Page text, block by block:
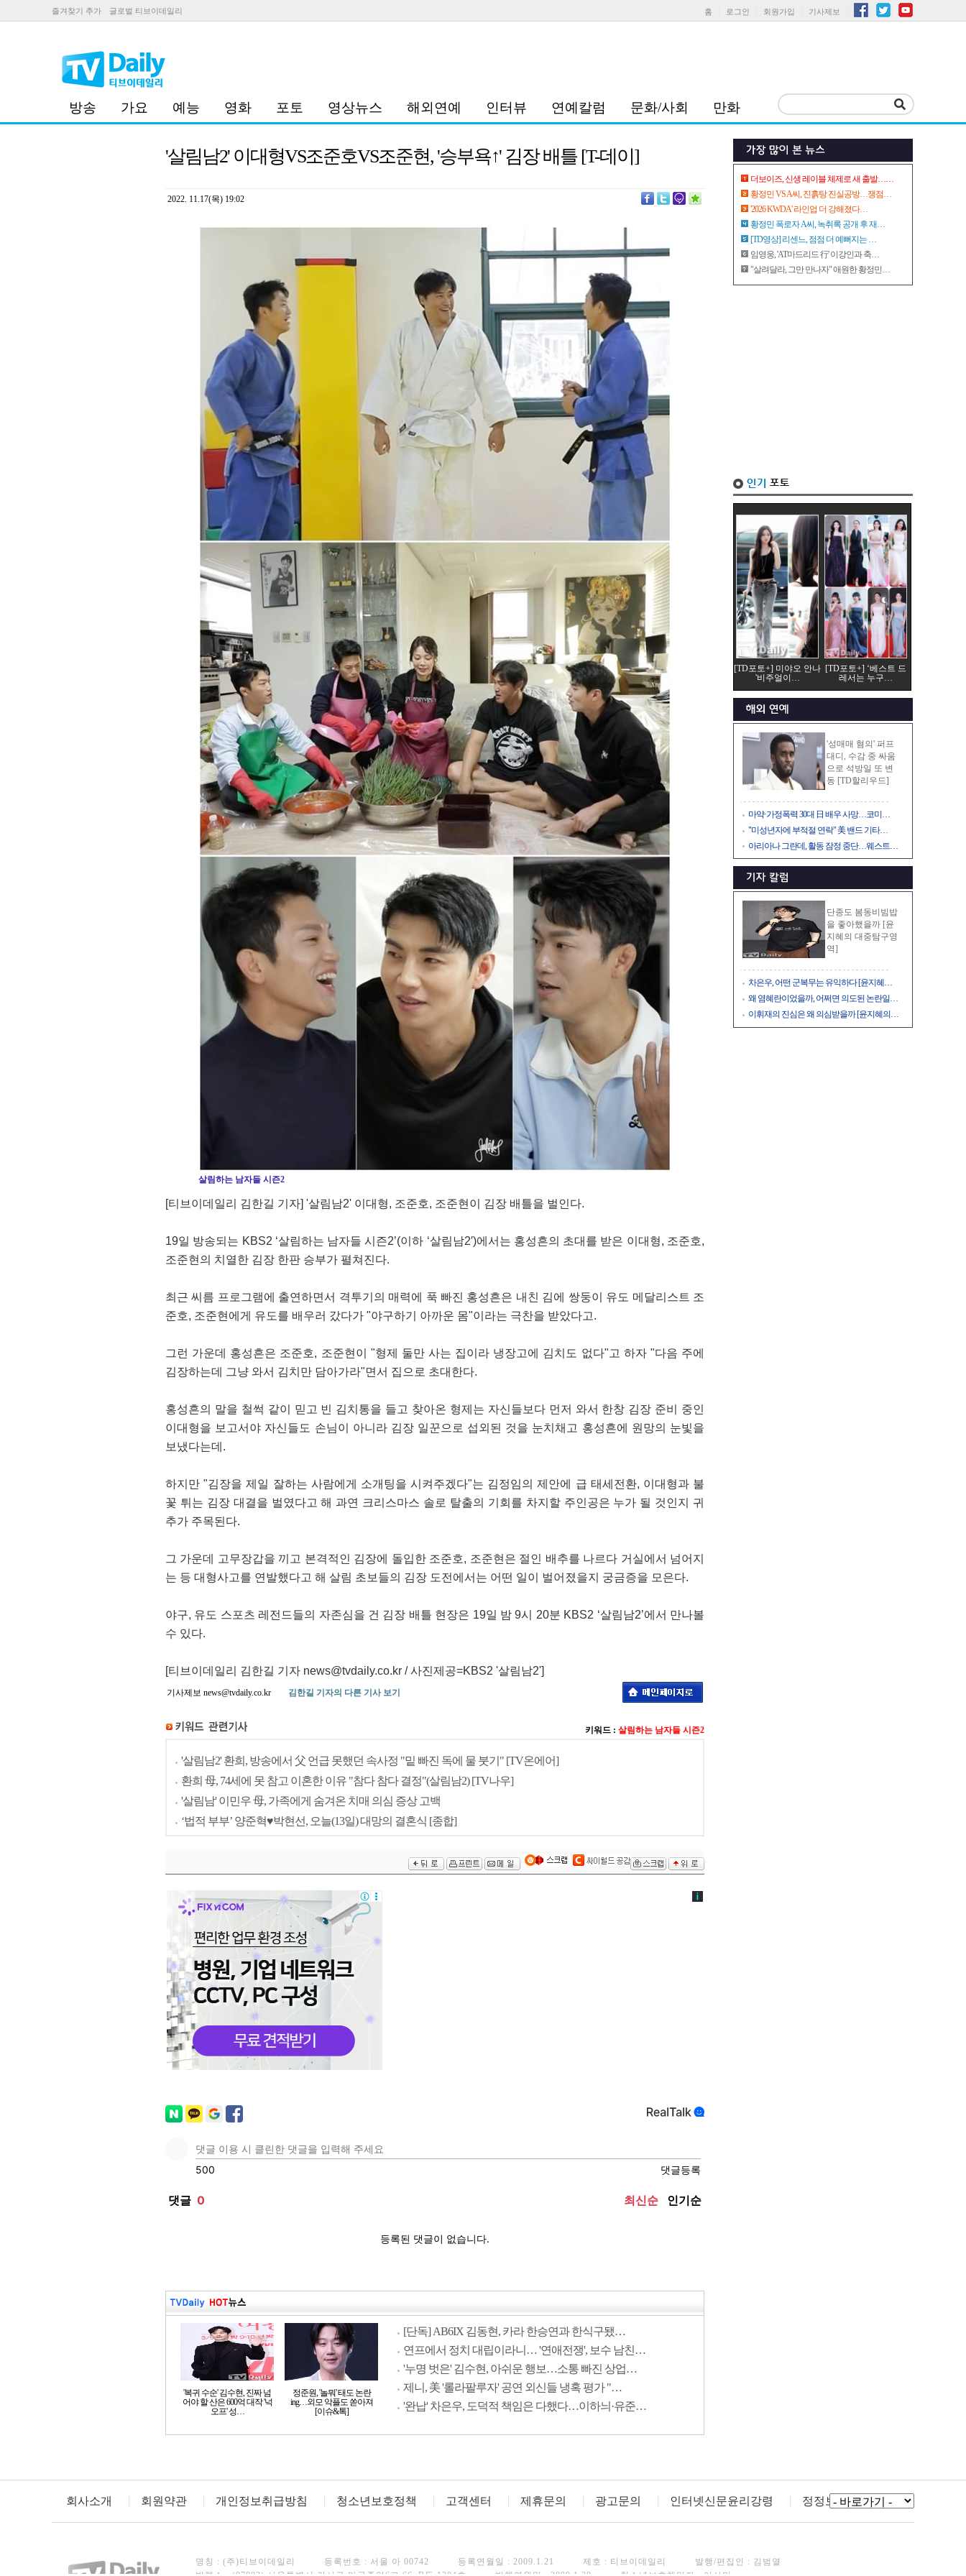
즐겨찾기 추가 글로벌 티브이데일리 홈 로그인 회원가입 기사제보
방송 가요 예능 영화 포토 영상뉴스 해외연예 인터뷰 연예칼럼 문화/사회 만화
'살림남2' 이대형VS조준호VS조준현, '승부욕↑' 김장 배틀 [T-데이]
2022. 11.17(목) 19:02
살림하는 남자들 시즌2
[티브이데일리 김한길 기자] '살림남2' 이대형, 조준호, 조준현이 김장 배틀을 벌인다.
19일 방송되는 KBS2 ‘살림하는 남자들 시즌2’(이하 ‘살림남2′)에서는 홍성흔의 초대를 받은 이대형, 조준호,
조준현의 치열한 김장 한판 승부가 펼쳐진다.
최근 씨름 프로그램에 출연하면서 격투기의 매력에 푹 빠진 홍성흔은 내친 김에 쌍둥이 유도 메달리스트 조
준호, 조준현에게 유도를 배우러 갔다가 "야구하기 아까운 몸"이라는 극찬을 받았다고.
그런 가운데 홍성흔은 조준호, 조준현이 "형제 둘만 사는 집이라 냉장고에 김치도 없다"고 하자 "다음 주에
김장하는데 그냥 와서 김치만 담아가라"면서 집으로 초대한다.
홍성흔의 말을 철썩 같이 믿고 빈 김치통을 들고 찾아온 형제는 자신들보다 먼저 와서 한창 김장 준비 중인
이대형을 보고서야 자신들도 손님이 아니라 김장 일꾼으로 섭외된 것을 눈치채고 홍성흔에 원망의 눈빛을
보냈다는데.
하지만 "김장을 제일 잘하는 사람에게 소개팅을 시켜주겠다"는 김정임의 제안에 급 태세전환, 이대형과 불
꽃 튀는 김장 대결을 벌였다고 해 과연 크리스마스 솔로 탈출의 기회를 차지할 주인공은 누가 될 것인지 귀
추가 주목된다.
그 가운데 고무장갑을 끼고 본격적인 김장에 돌입한 조준호, 조준현은 절인 배추를 나르다 거실에서 넘어지
는 등 대형사고를 연발했다고 해 살림 초보들의 김장 도전에서는 어떤 일이 벌어졌을지 궁금증을 모은다.
야구, 유도 스포츠 레전드들의 자존심을 건 김장 배틀 현장은 19일 밤 9시 20분 KBS2 ‘살림남2’에서 만나볼
수 있다.
[티브이데일리 김한길 기자 news@tvdaily.co.kr / 사진제공=KBS2 '살림남2']
기사제보 news@tvdaily.co.kr 김한길 기자의 다른 기사 보기
키워드 : 살림하는 남자들 시즌2
'살림남2' 환희, 방송에서 父 언급 못했던 속사정 "밑 빠진 독에 물 붓기" [TV온에어]
환희 母, 74세에 못 참고 이혼한 이유 "참다 참다 결정"(살림남2) [TV나우]
'살림남' 이민우 母, 가족에게 숨겨온 치매 의심 증상 고백
‘법적 부부’ 양준혁♥박현선, 오늘(13일) 대망의 결혼식 [종합]
'복귀 수순' 김수현, 진짜 넘
어야 할 산은 600억 대작 '넉
오프' 성…
정준원, '놀뭐' 태도 논란
ing…외모 악플도 쏟아져
[이슈&톡]
[단독] AB6IX 김동현, 카라 한승연과 한식구됐…
연프에서 정치 대립이라니… '연애전쟁', 보수 남친…
'누명 벗은' 김수현, 아쉬운 행보…소통 빠진 상업…
제니, 美 '롤라팔루자' 공연 외신들 냉혹 평가 "…
'완납' 차은우, 도덕적 책임은 다했다…이하늬·유준…
더보이즈, 신생 레이블 체제로 새 출발……
황정민 VS A씨, 진흙탕 진실공방…쟁점…
'2026 KWDA' 라인업 더 강해졌다…
황정민 폭로자 A씨, 녹취록 공개 후 재…
[TD영상] 리센느, 점점 더 예뻐지는 …
임영웅, 'AT마드리드 行' 이강인과 축…
"살려달라, 그만 만나자" 애원한 황정민…
[TD포토+] 미야오 안나
'비주얼이…
[TD포토+] ‘베스트 드
레서는 누구…
'성매매 혐의' 퍼프
대디, 수감 중 싸움
으로 석방일 또 변
동 [TD할리우드]
마약·가정폭력 30대 日 배우 사망…코미…
"미성년자에 부적절 연락" 美 밴드 기타…
아리아나 그란데, 활동 잠정 중단…웨스트…
단종도 봄동비빔밥
을 좋아했을까 [윤
지혜의 대중탐구영
역]
차은우, 어떤 군복무는 유익하다 [윤지혜…
왜 염혜란이었을까, 어쩌면 의도된 논란일…
이휘재의 진심은 왜 의심받을까 [윤지혜의…
회사소개 회원약관 개인정보취급방침 청소년보호정책 고객센터 제휴문의 광고문의 인터넷신문윤리강령 정정보도
명칭 : (주)티브이데일리 등록번호 : 서울 아 00742 등록연월일 : 2009.1.21 제호 : 티브이데일리
발행/편집인 : 김범열